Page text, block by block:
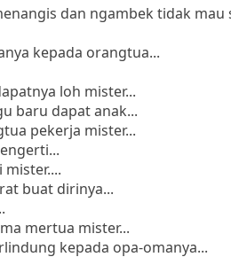
dan ngambek tidak mau
kepada orangtua...
loh mister...
baru dapat anak...
pekerja mister...
buat dirinya...
mertua mister...
kepada opa-omanya...